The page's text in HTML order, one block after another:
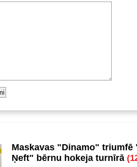
Maskavas "Dinamo" triumfē
Ņeft" bērnu hokeja turnīrā